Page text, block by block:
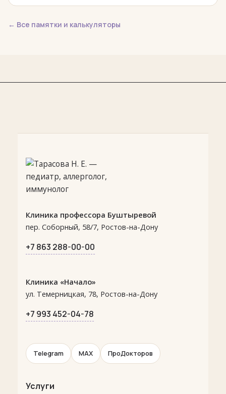
← Все памятки и калькуляторы
Клиника профессора Буштыревой
пер. Соборный, 58/7, Ростов-на-Дону
+7 863 288-00-00
Клиника «Начало»
ул. Темерницкая, 78, Ростов-на-Дону
+7 993 452-04-78
Telegram MAX ПроДокторов
Услуги